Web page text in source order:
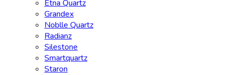
Etna Quartz
Grandex
Noblle Quartz
Radianz
Silestone
Smartquartz
Staron